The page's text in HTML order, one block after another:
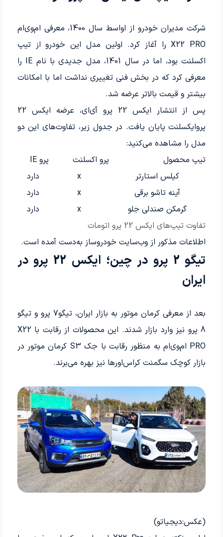
شرکت مدیران خودرو از اواسط سال 1400، معرفی ام‌وی‌ام
X22 PRO را آغاز کرد. اولین مدل این خودرو از تیپ
اکسلنت بود، اما در سال 1401، مدل جدیدی با نام IE را
معرفی کرد که در بخش فنی تغییری نداشت اما با امکانات
بیشتر و قیمت بالاتر عرضه شد.
پس از انتشار ایکس 22 پرو آی‌ای، عرضه ایکس 22
پروایکسلنت پایان یافت. در جدول زیر، تفاوت‌های این دو
مدل را مشاهده می‌کنید:
تفاوت تیپ‌های ایکس 22 پرو اتومات
تیپ محصول پرو اکسلنت
پرو IE
کیلس استارتر
x
دارد
آینه تاشو برقی
x
دارد
گرمکن صندلی جلو
x دارد
اطلاعات مذکور از وب‌سایت خودروساز به‌دست آمده است.
تیگو 2 پرو در چین؛ ایکس 22 پرو در
ایران
بعد از معرفی کرمان موتور به بازار ایران، تیگو7 پرو و تیگو
8 پرو نیز وارد بازار شدند. این محصولات از رقابت با X22
PRO ام‌وی‌ام به منظور رقابت با جک S3 کرمان موتور در
بازار کوچک سگمنت کراس‌اورها نیز بهره می‌برند.
(عکس:دیجیاتو)